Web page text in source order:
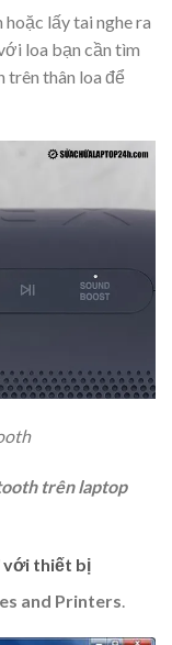
lấy tai nghe ra
loa bạn cần tìm
thân loa để
trên laptop
với thiết bị
and Printers